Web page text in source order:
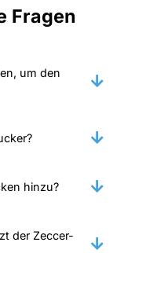
Fragen
um den
hinzu?
der Zeccer-